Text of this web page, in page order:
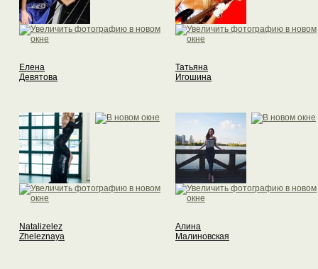
Елена
Девятова
Татьяна
Игошина
Natalizelez
Zheleznaya
Алина
Малиновская